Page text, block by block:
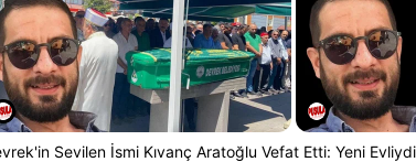
Sevilen İsmi Kıvanç Aratoğlu Vefat Etti: Yeni